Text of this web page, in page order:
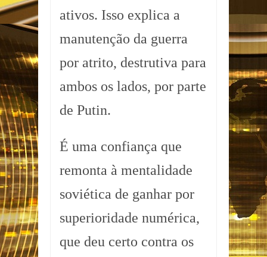
ativos. Isso explica a
manutenção da guerra
por atrito, destrutiva para
ambos os lados, por parte
de Putin.
É uma confiança que
remonta à mentalidade
soviética de ganhar por
superioridade numérica,
que deu certo contra os